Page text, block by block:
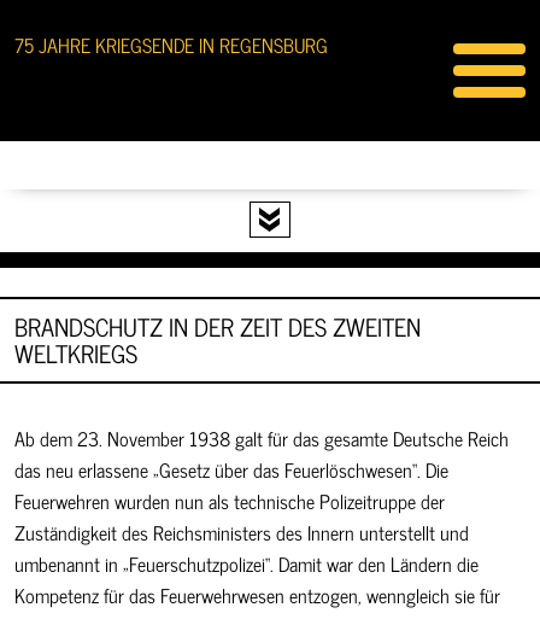
75 JAHRE KRIEGSENDE IN REGENSBURG
BRANDSCHUTZ IN DER ZEIT DES ZWEITEN
WELTKRIEGS
Ab dem 23. November 1938 galt für das gesamte Deutsche Reich
das neu erlassene „Gesetz über das Feuerlöschwesen“. Die
Feuerwehren wurden nun als technische Polizeitruppe der
Zuständigkeit des Reichsministers des Innern unterstellt und
umbenannt in „Feuerschutzpolizei“. Damit war den Ländern die
Kompetenz für das Feuerwehrwesen entzogen, wenngleich sie für